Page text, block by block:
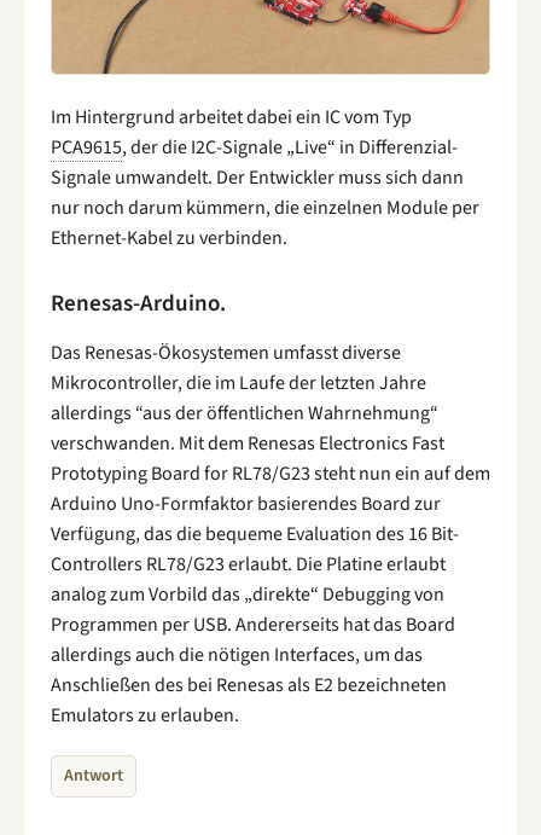
Im Hintergrund arbeitet dabei ein IC vom Typ
PCA9615, der die I2C-Signale „Live“ in Differenzial-
Signale umwandelt. Der Entwickler muss sich dann
nur noch darum kümmern, die einzelnen Module per
Ethernet-Kabel zu verbinden.
Renesas-Arduino.
Das Renesas-Ökosystemen umfasst diverse
Mikrocontroller, die im Laufe der letzten Jahre
allerdings “aus der öffentlichen Wahrnehmung“
verschwanden. Mit dem Renesas Electronics Fast
Prototyping Board for RL78/G23 steht nun ein auf dem
Arduino Uno-Formfaktor basierendes Board zur
Verfügung, das die bequeme Evaluation des 16 Bit-
Controllers RL78/G23 erlaubt. Die Platine erlaubt
analog zum Vorbild das „direkte“ Debugging von
Programmen per USB. Andererseits hat das Board
allerdings auch die nötigen Interfaces, um das
Anschließen des bei Renesas als E2 bezeichneten
Emulators zu erlauben.
Antwort